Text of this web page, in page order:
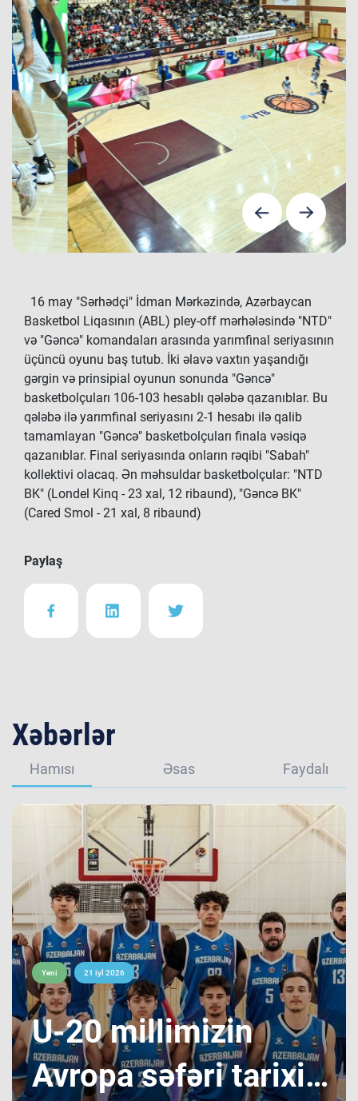
16 may "Sərhədçi" İdman Mərkəzində, Azərbaycan
Basketbol Liqasının (ABL) pley-off mərhələsində "NTD"
və "Gəncə" komandaları arasında yarımfinal seriyasının
üçüncü oyunu baş tutub. İki əlavə vaxtın yaşandığı
gərgin və prinsipial oyunun sonunda "Gəncə"
basketbolçuları 106-103 hesablı qələbə qazanıblar. Bu
qələbə ilə yarımfinal seriyasını 2-1 hesabı ilə qalib
tamamlayan "Gəncə" basketbolçuları finala vəsiqə
qazanıblar. Final seriyasında onların rəqibi "Sabah"
kollektivi olacaq. Ən məhsuldar basketbolçular: "NTD
BK" (Londel Kinq - 23 xal, 12 ribaund), "Gəncə BK"
(Cared Smol - 21 xal, 8 ribaund)
Paylaş
Xəbərlər
Hamısı Əsas Faydalı
Yeni 21 iyl 2026
​U-20 millimizin
Avropa səfəri tarixi